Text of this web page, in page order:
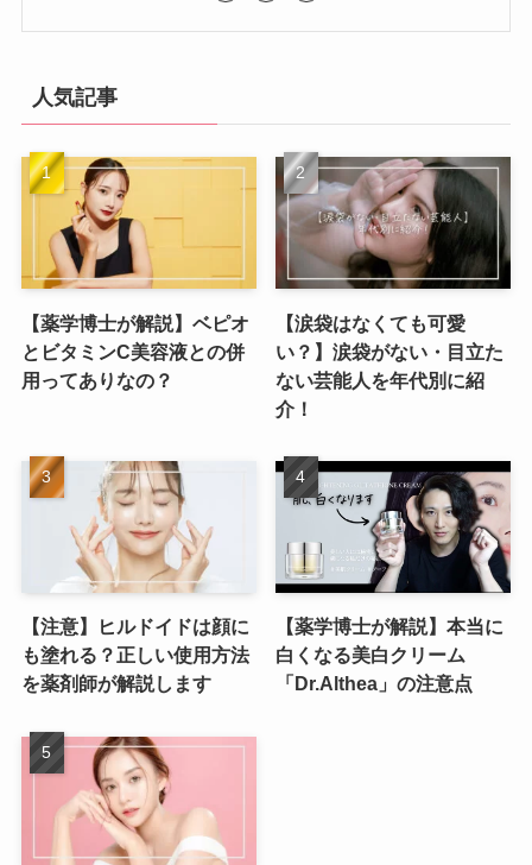
人気記事
【薬学博士が解説】ベピオ
とビタミンC美容液との併
用ってありなの？
【涙袋はなくても可愛
い？】涙袋がない・目立た
ない芸能人を年代別に紹
介！
【注意】ヒルドイドは顔に
も塗れる？正しい使用方法
を薬剤師が解説します
【薬学博士が解説】本当に
白くなる美白クリーム
「Dr.Althea」の注意点